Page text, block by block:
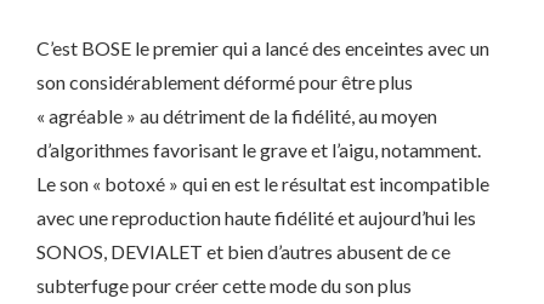
C’est BOSE le premier qui a lancé des enceintes avec un
son considérablement déformé pour être plus
« agréable » au détriment de la fidélité, au moyen
d’algorithmes favorisant le grave et l’aigu, notamment.
Le son « botoxé » qui en est le résultat est incompatible
avec une reproduction haute fidélité et aujourd’hui les
SONOS, DEVIALET et bien d’autres abusent de ce
subterfuge pour créer cette mode du son plus